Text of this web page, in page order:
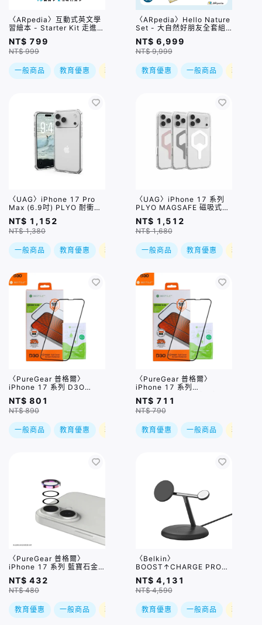
〈ARpedia〉互動式英文學
習繪本 - Starter Kit 走進社
區好奇心入門組 (含2本書)
｜贈SPOTTY Mirror
NT$ 799
NT$ 999
一般商品 教育優惠 現折
〈ARpedia〉Hello Nature
Set - 大自然好朋友全套組
｜贈SPOTTY Mirror
NT$ 6,999
NT$ 9,999
教育優惠 一般商品 現折
〈UAG〉iPhone 17 Pro
Max (6.9吋) PLYO 耐衝擊
NT$ 1,152
NT$ 1,380
一般商品 教育優惠 現折
〈UAG〉iPhone 17 系列
PLYO MAGSAFE 磁吸式耐
衝擊全透保護殼 / 三色, 四種
尺寸
NT$ 1,512
NT$ 1,680
一般商品 教育優惠 現折
〈PureGear 普格爾〉
iPhone 17 系列 D3O
BESTSUIT防衝擊防窺保護
貼 / 四種尺寸
NT$ 801
NT$ 890
一般商品 教育優惠 現折
〈PureGear 普格爾〉
iPhone 17 系列
BESTSUIT D3O 防衝擊霧
面保護貼 / 四種尺寸
NT$ 711
NT$ 790
教育優惠 一般商品 現折
〈PureGear 普格爾〉
iPhone 17 系列 藍寶石金
屬框鏡頭保護貼 / 多色
NT$ 432
NT$ 480
教育優惠 一般商品 現折
〈Belkin〉
BOOST↑CHARGE PRO
NT$ 4,131
NT$ 4,590
教育優惠 一般商品 現折